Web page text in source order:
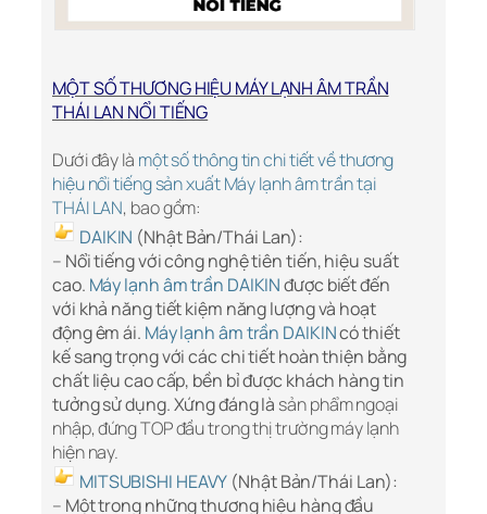
MỘT SỐ THƯƠNG HIỆU MÁY LẠNH ÂM TRẦN
THÁI LAN NỔI TIẾNG
Dưới đây là một số thông tin chi tiết về thương
hiệu nổi tiếng sản xuất Máy lạnh âm trần tại
THÁI LAN, bao gồm:
DAIKIN (Nhật Bản/Thái Lan):
– Nổi tiếng với công nghệ tiên tiến, hiệu suất
cao. Máy lạnh âm trần DAIKINđược biết đến
với khả năng tiết kiệm năng lượng và hoạt
động êm ái. Máy lạnh âm trần DAIKINcó thiết
kế sang trọng với các chi tiết hoàn thiện bằng
chất liệu cao cấp, bền bỉ được khách hàng tin
tưởng sử dụng. Xứng đáng là sản phẩm ngoại
nhập, đứng TOP đầu trong thị trường máy lạnh
hiện nay.
MITSUBISHI HEAVY (Nhật Bản/Thái Lan):
– Một trong những thương hiệu hàng đầu